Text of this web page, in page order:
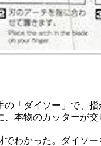
「ダイソー」で、指
本物のカッターが交
わかった。ダイソー